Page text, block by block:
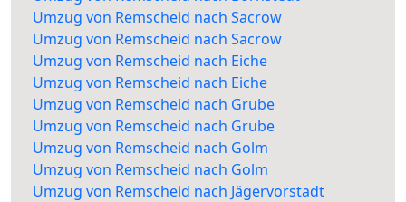
Umzug von Remscheid nach Sacrow
Umzug von Remscheid nach Sacrow
Umzug von Remscheid nach Eiche
Umzug von Remscheid nach Eiche
Umzug von Remscheid nach Grube
Umzug von Remscheid nach Grube
Umzug von Remscheid nach Golm
Umzug von Remscheid nach Golm
Umzug von Remscheid nach Jägervorstadt